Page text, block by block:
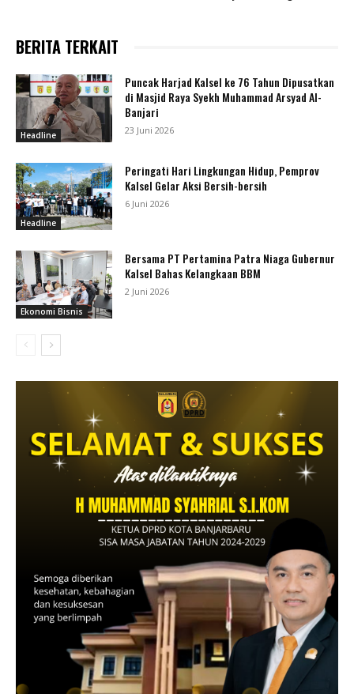
BERITA TERKAIT
Headline
Puncak Harjad Kalsel ke 76 Tahun Dipusatkan
di Masjid Raya Syekh Muhammad Arsyad Al-
Banjari
23 Juni 2026
Headline
Peringati Hari Lingkungan Hidup, Pemprov
Kalsel Gelar Aksi Bersih-bersih
6 Juni 2026
Ekonomi Bisnis
Bersama PT Pertamina Patra Niaga Gubernur
Kalsel Bahas Kelangkaan BBM
2 Juni 2026